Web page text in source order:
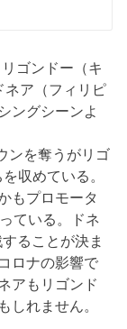
ゴンドー（キ
ネア（フィリピ
ングシーンよ
ンを奪うがリゴ
収めている。
もプロモータ
ている。ドネ
ることが決ま
ロナの影響で
アもリゴンド
しれません。